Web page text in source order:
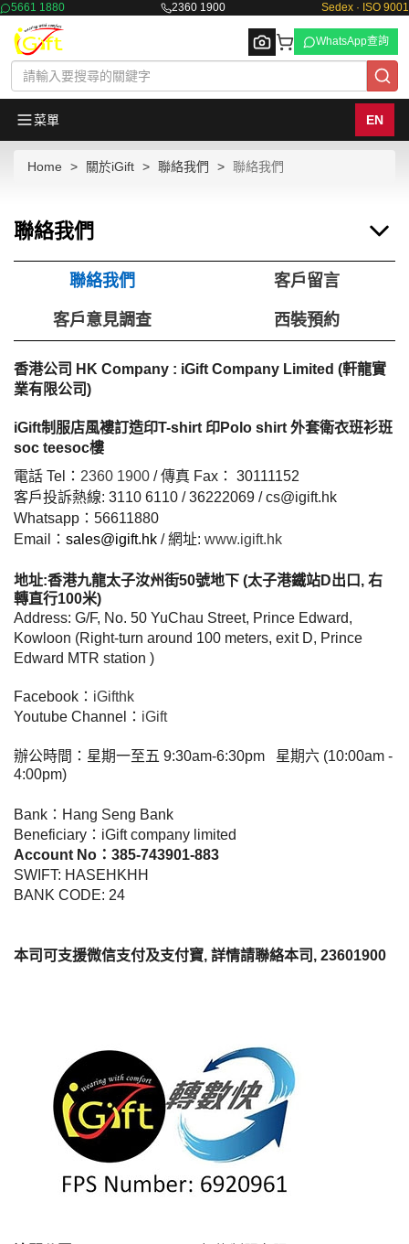
5661 1880 2360 1900 Sedex · ISO 9001
Browse
WhatsApp查詢
菜單 EN
Home 關於iGift 聯絡我們 聯絡我們
聯絡我們
聯絡我們 客戶留言
客戶意見調查 西裝預約
香港公司 HK Company : iGift Company Limited (軒龍實
業有限公司)
iGift制服店風褸訂造印T-shirt 印Polo shirt 外套衛衣班衫班
soc teesoc樓
電話 Tel： 2360 1900 / 傳真 Fax： 30111152
客戶投訴熱線: 3110 6110 / 36222069 / cs@igift.hk
Whatsapp：56611880
Email： sales@igift.hk / 網址: www.igift.hk
地址:香港九龍太子汝州街50號地下 (太子港鐵站D出口, 右
轉直行100米)
Address: G/F, No. 50 YuChau Street, Prince Edward,
Kowloon (Right-turn around 100 meters, exit D, Prince
Edward MTR station )
Facebook： iGifthk
Youtube Channel： iGift
辦公時間：星期一至五 9:30am-6:30pm 星期六 (10:00am -
4:00pm)
Bank：Hang Seng Bank
Beneficiary：iGift company limited
Account No：385-743901-883
SWIFT: HASEHKHH
BANK CODE: 24
本司可支援微信支付及支付寶, 詳情請聯絡本司, 23601900